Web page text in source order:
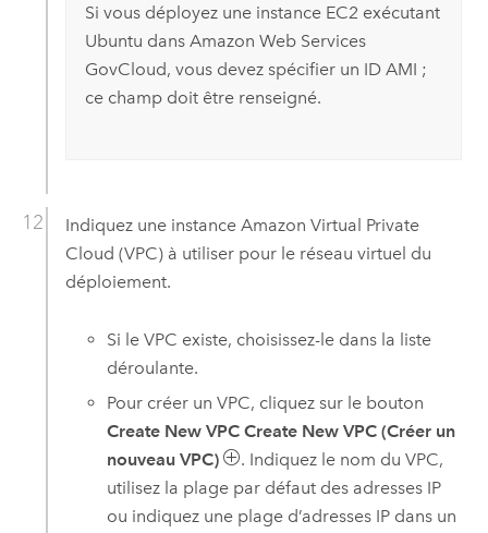
Si vous déployez une instance EC2 exécutant
Ubuntu dans Amazon Web Services
GovCloud, vous devez spécifier un ID AMI ;
ce champ doit être renseigné.
Indiquez une instance Amazon Virtual Private
Cloud (VPC)à utiliser pour le réseau virtuel du
déploiement.
Si leVPC existe, choisissez-le dans la liste
déroulante.
Pour créer unVPC, cliquez sur le bouton
Create New VPC Create New VPC (Créer un
nouveau VPC)
. Indiquez le nom duVPC,
utilisez la plage par défaut des adresses IP
ou indiquez une plage d’adresses IP dans un